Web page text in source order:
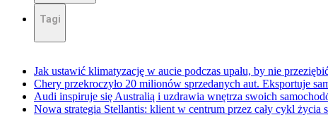
Tagi
Jak ustawić klimatyzację w aucie podczas upału, by nie
Chery przekroczyło 20 milionów sprzedanych aut. Eksportuje
Audi inspiruje się Australią i uzdrawia wnętrza swoich
Nowa strategia Stellantis: klient w centrum przez cały cykl życia